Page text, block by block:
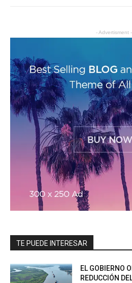
- Advertisment -
TE PUEDE INTERESAR
EL GOBIERNO
REDUCCIÓN